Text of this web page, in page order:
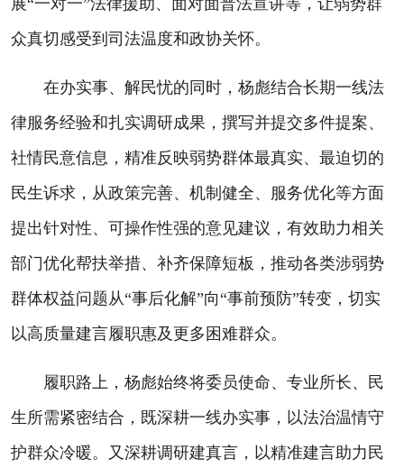
众真切感受到司法温度和政协关怀。
在办实事、解民忧的同时，杨彪结合长期一线法
律服务经验和扎实调研成果，撰写并提交多件提案、
社情民意信息，精准反映弱势群体最真实、最迫切的
民生诉求，从政策完善、机制健全、服务优化等方面
提出针对性、可操作性强的意见建议，有效助力相关
部门优化帮扶举措、补齐保障短板，推动各类涉弱势
群体权益问题从“事后化解”向“事前预防”转变，切实
以高质量建言履职惠及更多困难群众。
履职路上，杨彪始终将委员使命、专业所长、民
生所需紧密结合，既深耕一线办实事，以法治温情守
护群众冷暖。又深耕调研建真言，以精准建言助力民